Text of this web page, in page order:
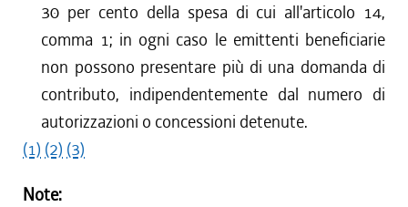
30 per cento della spesa di cui all'articolo 14,
comma 1; in ogni caso le emittenti beneficiarie
non possono presentare più di una domanda di
contributo, indipendentemente dal numero di
autorizzazioni o concessioni detenute.
(1) (2) (3)
Note: